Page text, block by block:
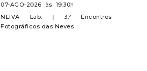
07-AGO-2026 às 19:30h.
NEIVA Lab. | 3.º Encontros
Fotográficos das Neves